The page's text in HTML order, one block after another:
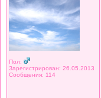
Пол:
Зарегистрирован: 26.05.2013
Сообщения: 114